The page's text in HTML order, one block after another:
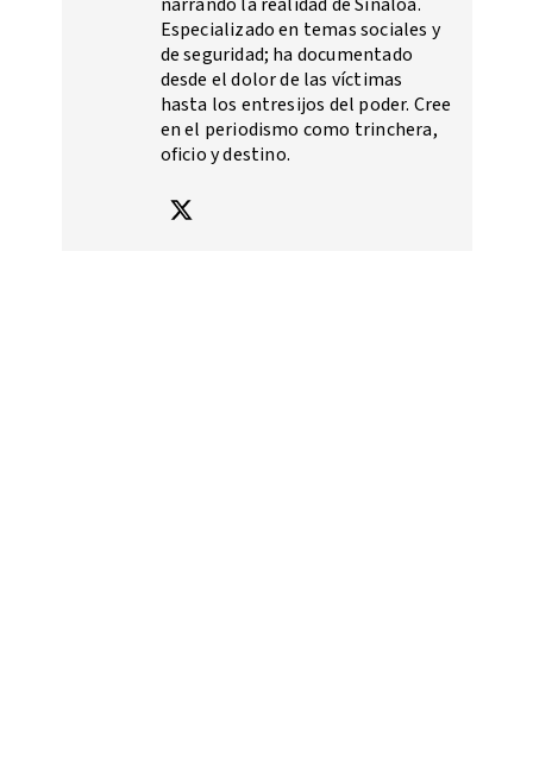
Especializado en temas sociales y
de seguridad; ha documentado
desde el dolor de las víctimas
hasta los entresijos del poder. Cree
en el periodismo como trinchera,
oficio y destino.